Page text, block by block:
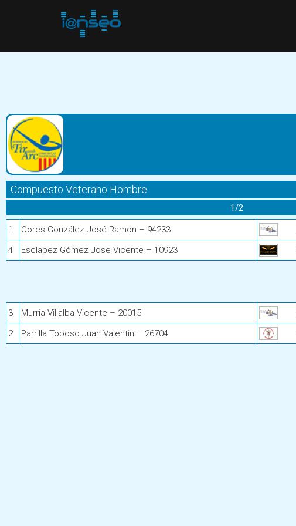
Compuesto Veterano Hombre
1/2
1 Cores González José Ramón – 94233
4
Esclapez Gómez Jose Vicente – 10923
3 Murria Villalba Vicente – 20015
2
Parrilla Toboso Juan Valentin – 26704